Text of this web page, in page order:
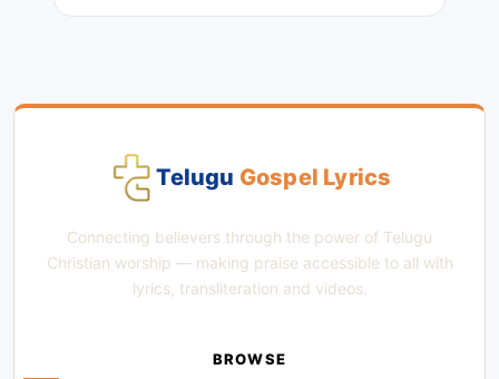
Telugu Gospel Lyrics
Connecting believers through the power of Telugu
Christian worship — making praise accessible to all with
lyrics, transliteration and videos.
BROWSE